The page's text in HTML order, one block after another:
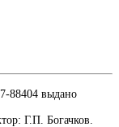
88404 выдано
Г.П. Богачков.